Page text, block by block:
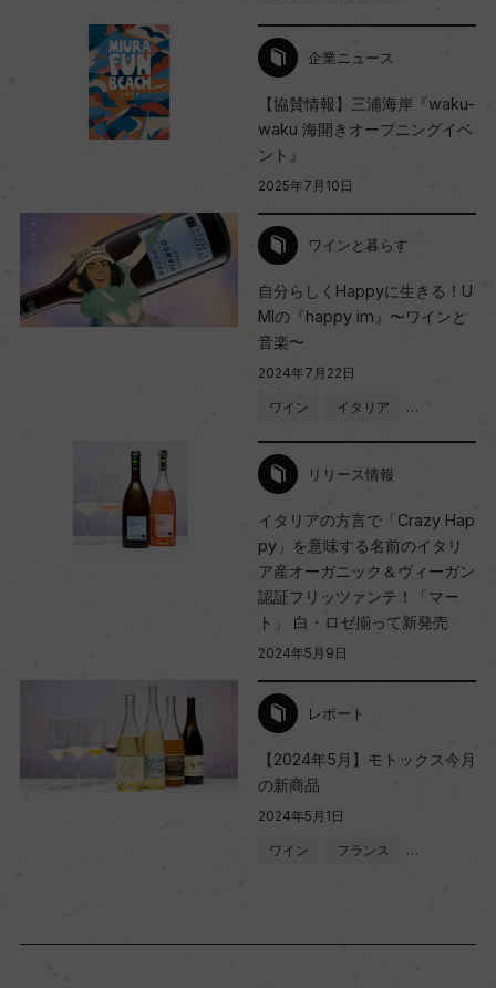
企業ニュース
【協賛情報】三浦海岸『waku-
waku 海開きオープニングイベ
ント』
2025年7月10日
ワインと暮らす
自分らしくHappyに生きる！U
MIの『happy im』〜ワインと
音楽〜
2024年7月22日
ワイン イタリア …
リリース情報
イタリアの方言で「Crazy Hap
py」を意味する名前のイタリ
ア産オーガニック＆ヴィーガン
認証フリッツァンテ！「マー
ト」 白・ロゼ揃って新発売
2024年5月9日
レポート
【2024年5月】モトックス今月
の新商品
2024年5月1日
ワイン フランス …